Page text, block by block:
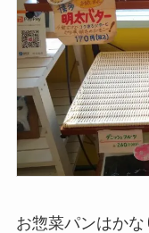
お惣菜パンはかな